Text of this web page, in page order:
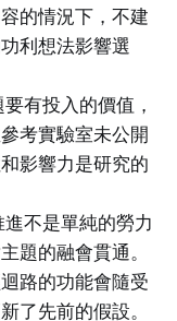
的情況下，不建
利想法影響選
有投入的價值，
考實驗室未公開
影響力是研究的
不是單純的勞力
題的融會貫通。
路的功能會隨受
了先前的假設。